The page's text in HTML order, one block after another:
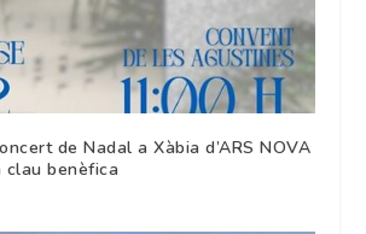
de Nadal a Xàbia d’ARS NOVA
clau benèfica